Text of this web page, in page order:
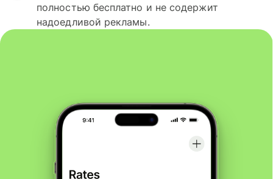
полностью бесплатно и не содержит
надоедливой рекламы.